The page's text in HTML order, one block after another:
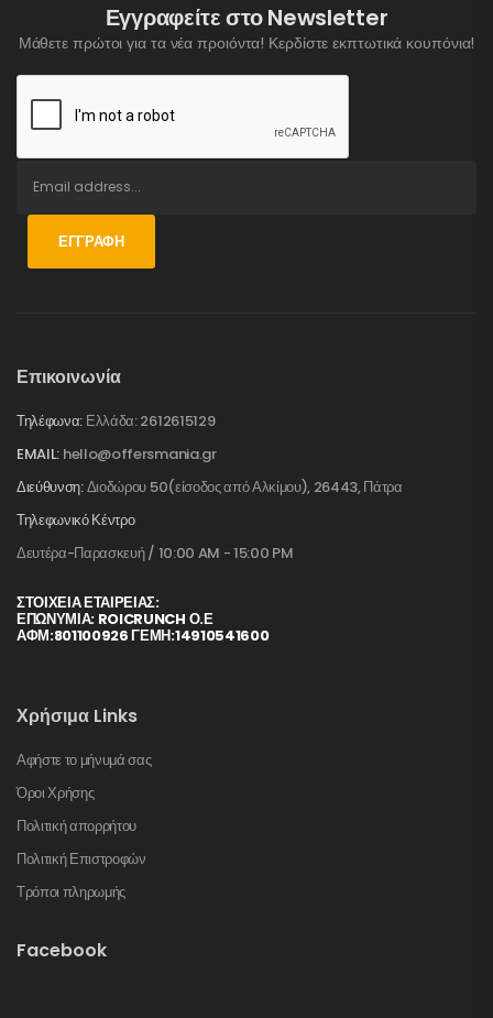
Εγγραφείτε στο Newsletter
Μάθετε πρώτοι για τα νέα προιόντα! Κερδίστε εκπτωτικά κουπόνια!
ΕΓΓΡΑΦΉ
Επικοινωνία
Τηλέφωνα: Ελλάδα: 2612615129
EMAIL: hello@offersmania.gr
Διεύθυνση:Διοδώρου 50(είσοδος από Αλκίμου), 26443, Πάτρα
Τηλεφωνικό Κέντρο
Δευτέρα-Παρασκευή / 10:00 AM - 15:00 PM
ΣΤΟΙΧΕΊΑ ΕΤΑΙΡΕΊΑΣ:
ΕΠΩΝΥΜΙΑ: ROICRUNCH Ο.Ε
ΑΦΜ:801100926 ΓΕΜΗ:14910541600
Χρήσιμα Links
Αφήστε το μήνυμά σας
Όροι Χρήσης
Πολιτική απορρήτου
Πολιτική Επιστροφών
Τρόποι πληρωμής
Facebook